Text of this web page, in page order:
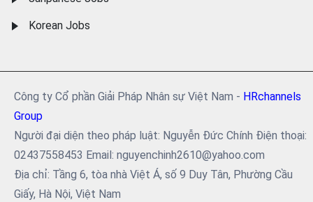
Korean Jobs
Công ty Cổ phần Giải Pháp Nhân sự Việt Nam - HRchannels
Group
Người đại diện theo pháp luật: Nguyễn Đức Chính Điện thoại:
02437558453 Email: nguyenchinh2610@yahoo.com
Địa chỉ: Tầng 6, tòa nhà Việt Á, số 9 Duy Tân, Phường Cầu
Giấy, Hà Nội, Việt Nam